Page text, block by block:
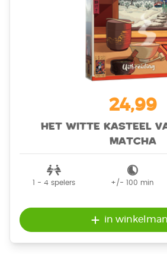
24,99
Het Witte Kasteel
Matcha
1 - 4 spelers +/- 100 min
in